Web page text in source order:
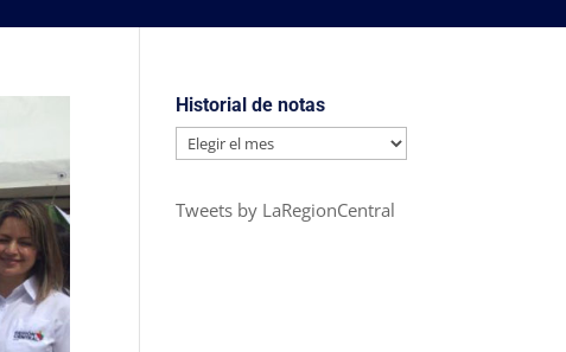
Historial de notas
Historial
notas
Tweets by LaRegionCentral